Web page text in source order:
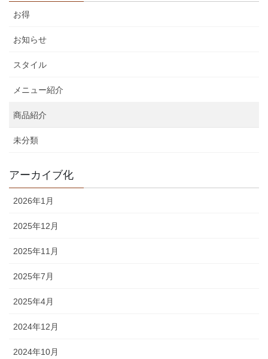
お得
お知らせ
スタイル
メニュー紹介
商品紹介
未分類
アーカイブ化
2026年1月
2025年12月
2025年11月
2025年7月
2025年4月
2024年12月
2024年10月